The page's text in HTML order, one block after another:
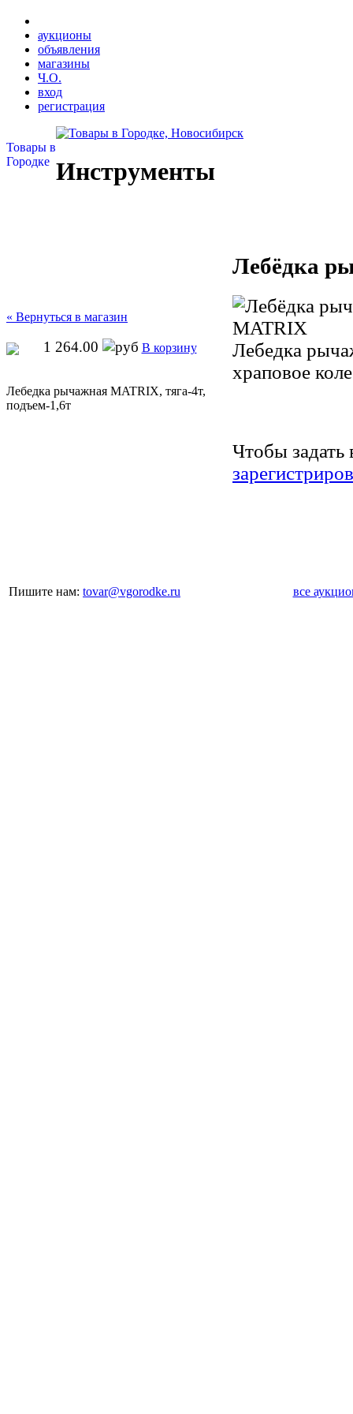
аукционы
объявления
магазины
Ч.О.
вход
регистрация
Товары в
Городке Инструменты
« Вернуться в магазин
1 264.00 В корзину
Лебедка рычажная MATRIX, тяга-4т,
подъем-1,6т
Лебёдка
Лебедка
храповое
Чтобы
Пишите нам: tovar@vgorodke.ru все